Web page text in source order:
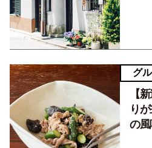
グ
【
り
の